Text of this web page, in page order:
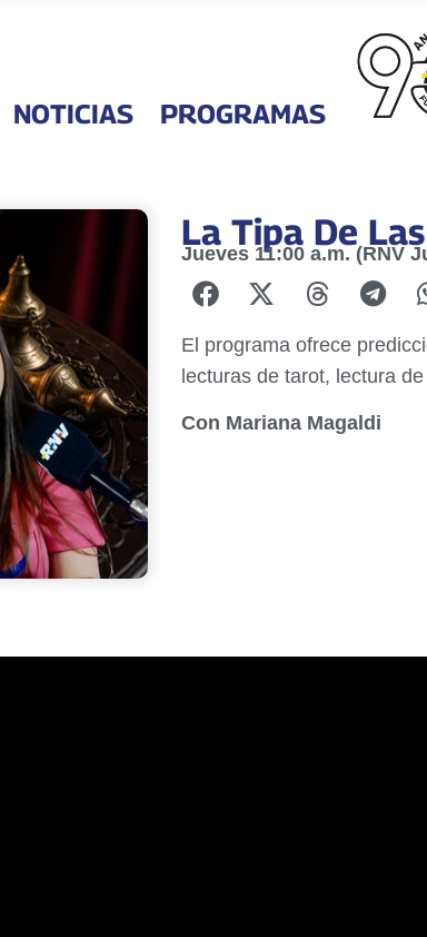
NOTICIAS PROGRAMAS
La Tipa De
Jueves 11:00 a.m. (RNV
El programa ofrece
lecturas de tarot, lectura
Con Mariana Magaldi